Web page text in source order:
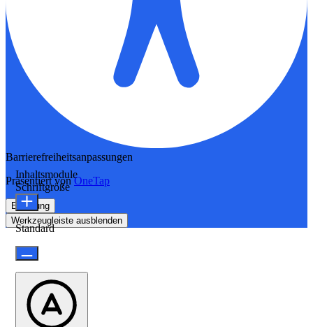
Barrierefreiheitsanpassungen
Präsentiert vonOneTap
Erklärung
Werkzeugleiste ausblenden
Inhaltsmodule
Schriftgröße
Standard